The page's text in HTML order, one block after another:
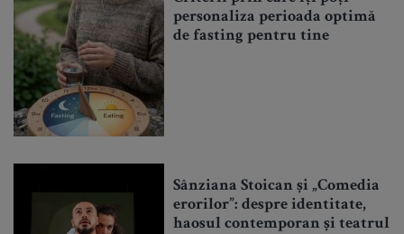
personaliza perioada optimă
de fasting pentru tine
Sânziana Stoican și „Comedia
erorilor”: despre identitate,
haosul contemporan și teatrul